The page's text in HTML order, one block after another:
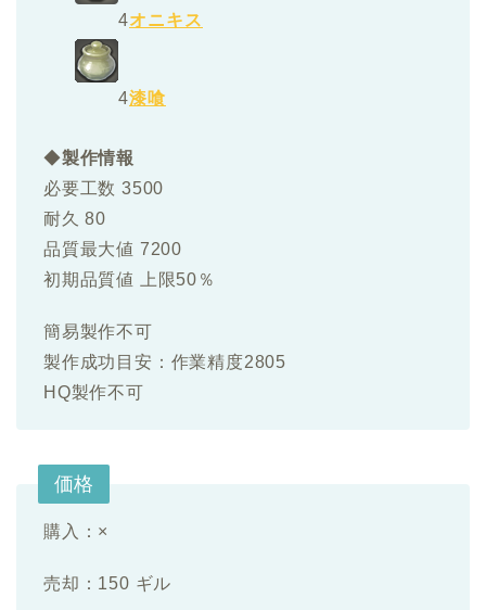
4オニキス
4漆喰
◆製作情報
必要工数 3500
耐久 80
品質最大値 7200
初期品質値 上限50％
簡易製作不可
製作成功目安：作業精度2805
HQ製作不可
価格
購入：×
売却：150 ギル